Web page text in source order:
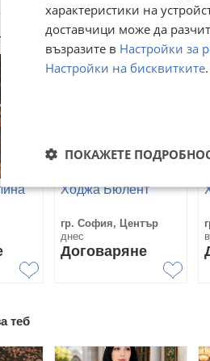
също
Ходжа Бюлент
гр. София, Център
днес
Договаряне
теб
характеристики на
доставчици може да
възразите в Настройки за
Настройки на бисквитките.
ПОКАЖЕТЕ